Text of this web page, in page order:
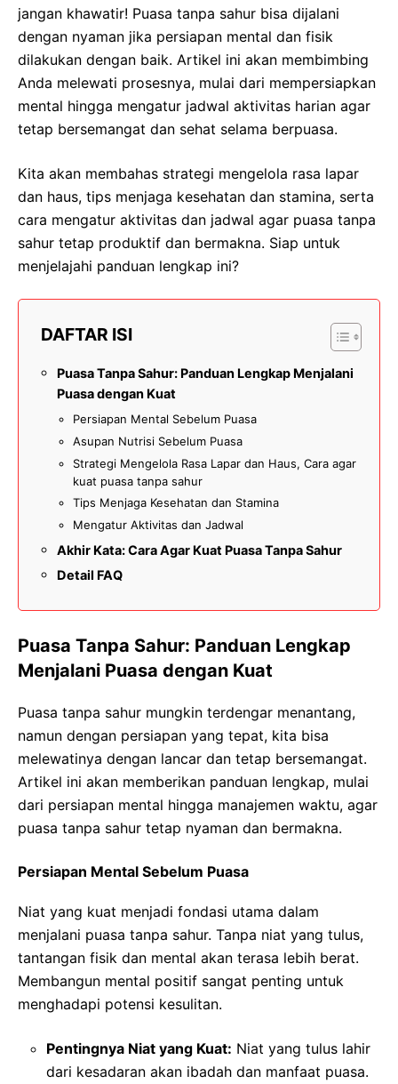
jangan khawatir! Puasa tanpa sahur bisa dijalani
dengan nyaman jika persiapan mental dan fisik
dilakukan dengan baik. Artikel ini akan membimbing
Anda melewati prosesnya, mulai dari mempersiapkan
mental hingga mengatur jadwal aktivitas harian agar
tetap bersemangat dan sehat selama berpuasa.
Kita akan membahas strategi mengelola rasa lapar
dan haus, tips menjaga kesehatan dan stamina, serta
cara mengatur aktivitas dan jadwal agar puasa tanpa
sahur tetap produktif dan bermakna. Siap untuk
menjelajahi panduan lengkap ini?
DAFTAR ISI
Puasa Tanpa Sahur: Panduan Lengkap Menjalani
Puasa dengan Kuat
Persiapan Mental Sebelum Puasa
Asupan Nutrisi Sebelum Puasa
Strategi Mengelola Rasa Lapar dan Haus, Cara agar
kuat puasa tanpa sahur
Tips Menjaga Kesehatan dan Stamina
Mengatur Aktivitas dan Jadwal
Akhir Kata: Cara Agar Kuat Puasa Tanpa Sahur
Detail FAQ
Puasa Tanpa Sahur: Panduan Lengkap
Menjalani Puasa dengan Kuat
Puasa tanpa sahur mungkin terdengar menantang,
namun dengan persiapan yang tepat, kita bisa
melewatinya dengan lancar dan tetap bersemangat.
Artikel ini akan memberikan panduan lengkap, mulai
dari persiapan mental hingga manajemen waktu, agar
puasa tanpa sahur tetap nyaman dan bermakna.
Persiapan Mental Sebelum Puasa
Niat yang kuat menjadi fondasi utama dalam
menjalani puasa tanpa sahur. Tanpa niat yang tulus,
tantangan fisik dan mental akan terasa lebih berat.
Membangun mental positif sangat penting untuk
menghadapi potensi kesulitan.
Pentingnya Niat yang Kuat: Niat yang tulus lahir
dari kesadaran akan ibadah dan manfaat puasa.